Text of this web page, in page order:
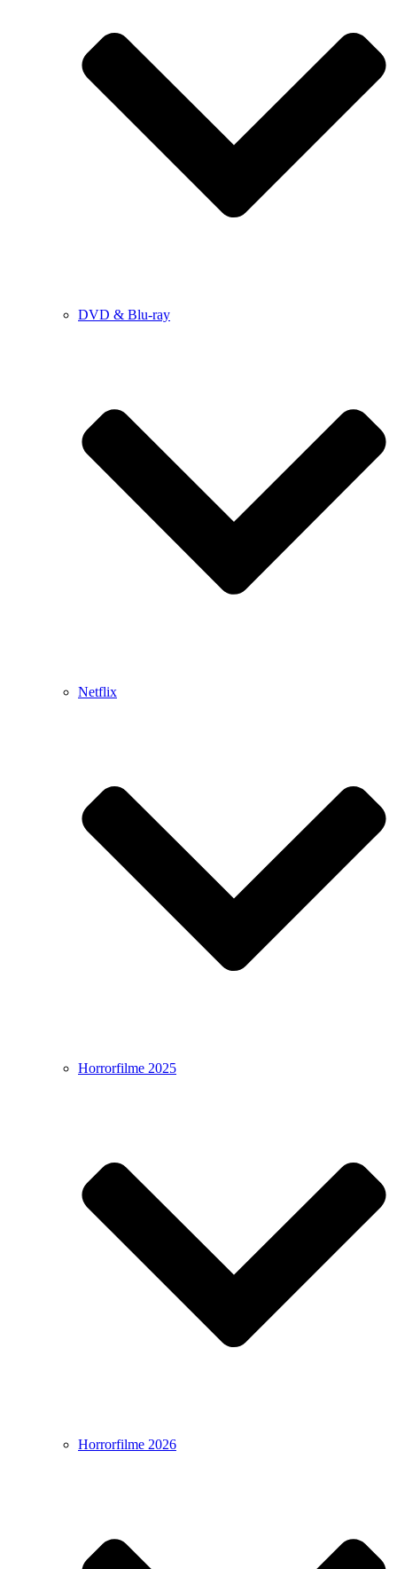
DVD & Blu-ray
Netflix
Horrorfilme 2025
Horrorfilme 2026